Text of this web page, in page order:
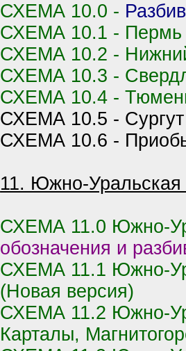
СХЕМА 10.0 -
СХЕМА 10.1 - Пермь
СХЕМА 10.2 -
СХЕМА 10.3 -
СХЕМА 10.4 -
СХЕМА 10.5 - Сургут
СХЕМА 10.6 -
11. Южно-
СХЕМА 11.0 Южно-
обозначения и
СХЕМА 11.1 Южно-
(Новая версия)
СХЕМА 11.2 Южно-
Карталы,